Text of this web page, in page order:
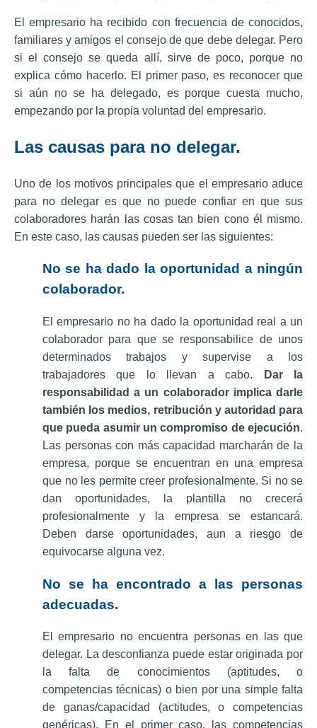
El empresario ha recibido con frecuencia de conocidos,
familiares y amigos el consejo de que debe delegar. Pero
si el consejo se queda allí, sirve de poco, porque no
explica cómo hacerlo. El primer paso, es reconocer que
si aún no se ha delegado, es porque cuesta mucho,
empezando por la propia voluntad del empresario.
Las causas para no delegar.
Uno de los motivos principales que el empresario aduce
para no delegar es que no puede confiar en que sus
colaboradores harán las cosas tan bien cono él mismo.
En este caso, las causas pueden ser las siguientes:
No se ha dado la oportunidad a ningún
colaborador.
El empresario no ha dado la oportunidad real a un
colaborador para que se responsabilice de unos
determinados trabajos y supervise a los
trabajadores que lo llevan a cabo.
Dar la
responsabilidad a un colaborador implica darle
también los medios, retribución y autoridad para
que pueda asumir un compromiso de ejecución.
Las personas con más capacidad marcharán de la
empresa, porque se encuentran en una empresa
que no les permite creer profesionalmente. Si no se
dan oportunidades, la plantilla no crecerá
profesionalmente y la empresa se estancará.
Deben darse oportunidades, aun a riesgo de
equivocarse alguna vez.
No se ha encontrado a las personas
adecuadas.
El empresario no encuentra personas en las que
delegar. La desconfianza puede estar originada por
la falta de conocimientos (aptitudes, o
competencias técnicas) o bien por una simple falta
de ganas/capacidad (actitudes, o competencias
genéricas). En el primer caso, las competencias